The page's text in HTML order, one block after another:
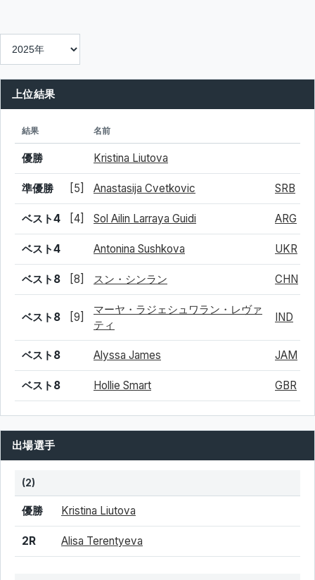
上位結果
結果 シード名前
優勝 Kristina Liutova
準優勝 [5] Anastasija Cvetkovic SRB
ベスト4 [4] Sol Ailin Larraya Guidi ARG
ベスト4 Antonina Sushkova UKR
ベスト8 [8] スン・シンラン CHN
ベスト8 [9]
マーヤ・ラジェシュワラン・レヴァ
ティ
IND
ベスト8 Alyssa James JAM
ベスト8 Hollie Smart GBR
出場選手
(2)
結果 シード 選手名
優勝 Kristina Liutova
2R Alisa Terentyeva